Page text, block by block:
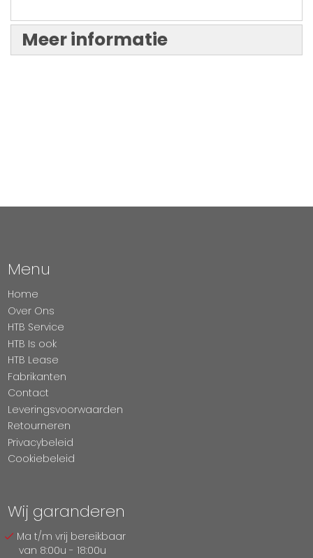
Meer informatie
Menu
Home
Over Ons
HTB Service
HTB Is ook
HTB Lease
Fabrikanten
Contact
Leveringsvoorwaarden
Retourneren
Privacybeleid
Cookiebeleid
Wij garanderen
Ma t/m vrij bereikbaar
van 8:00u - 18:00u